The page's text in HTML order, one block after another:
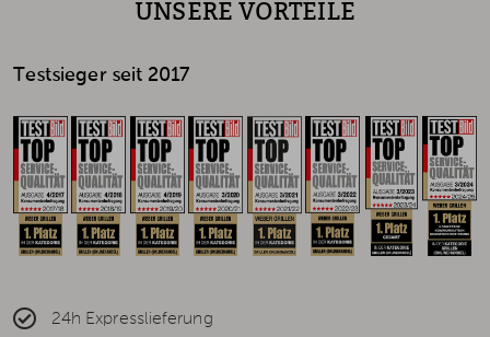
UNSERE VORTEILE
Testsieger seit 2017
24h Expresslieferung